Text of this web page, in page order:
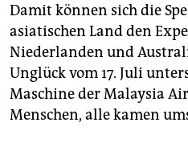
Damit können sich die
asiatischen Land den
Niederlanden und
Unglück vom 17. Juli
Maschine der Malaysia
Menschen, alle kamen